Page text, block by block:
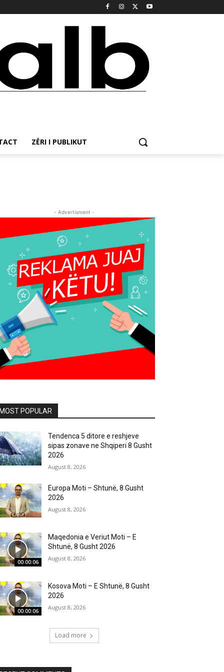
ZËRI I PUBLIKUT
- Advertisment -
MOST POPULAR
Tendenca 5 ditore e reshjeve
sipas zonave ne Shqiperi 8 Gusht
2026
August 8, 2026
Europa Moti – Shtunë, 8 Gusht
2026
August 8, 2026
00:00:06
Maqedonia e Veriut Moti – E
Shtunë, 8 Gusht 2026
August 8, 2026
00:00:06
Kosova Moti – E Shtunë, 8 Gusht
2026
August 8, 2026
Load more